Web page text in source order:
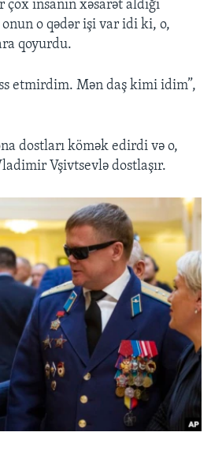
çox insanın xəsarət aldığı
o qədər işi var idi ki, o,
qoyurdu.
etmirdim. Mən daş kimi idim”,
dostları kömək edirdi və o,
Vşivtsevlə dostlaşır.